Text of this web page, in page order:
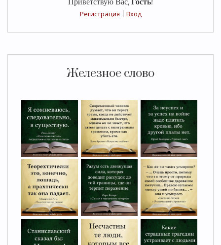
Приветствую Вас, Гость!
Регистрация
Вход
Железное слово